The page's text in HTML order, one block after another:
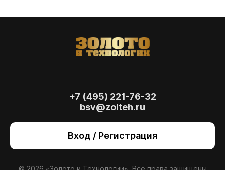
+7 (495) 221-76-32
bsv@zolteh.ru
Вход / Регистрация
также для анализа сайта и улучшения